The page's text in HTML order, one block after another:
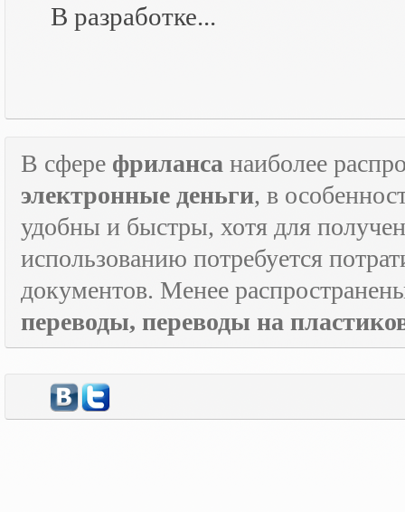
В разработке...
В сфере фриланса наиболее
электронные деньги, в
удобны и быстры, хотя для
использованию потребуется
документов. Менее
переводы, переводы на